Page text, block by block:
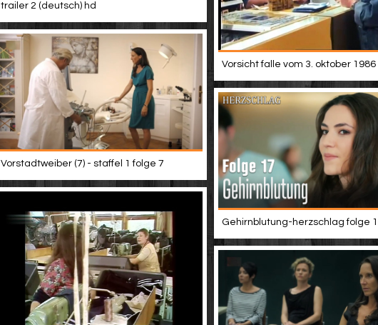
trailer 2 (deutsch) hd
Vorsicht falle vom 3. oktober 1986
Vorstadtweiber (7) - staffel 1 folge 7
Gehirnblutung-herzschlag folge